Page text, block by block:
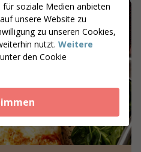
soziale Medien anbieten
unsere Website zu
zu unseren Cookies,
nutzt. Weitere
den Cookie
Coaches suchen